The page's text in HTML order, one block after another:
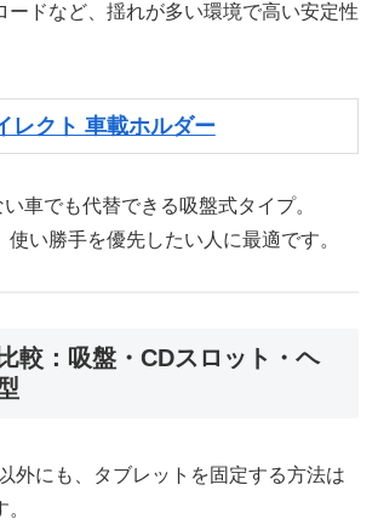
ードなど、揺れが多い環境で高い安定性
レクト 車載ホルダー
車でも代替できる吸盤式タイプ。
い勝手を優先したい人に最適です。
較：吸盤・CDスロット・ヘ
外にも、タブレットを固定する方法は